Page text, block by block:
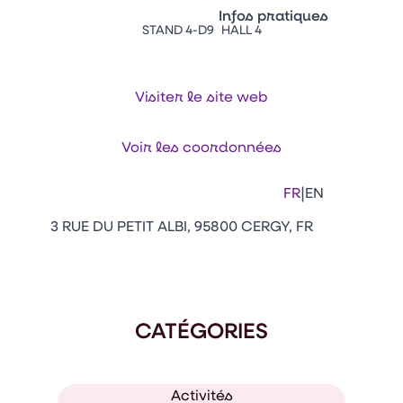
Vitrine Innovations
Emballages
Infos pratiques
Facebook
FR|EN
STAND 4-D9 HALL 4
Visiter le site web
Voir les coordonnées
3 RUE DU PETIT ALBI, 95800 CERGY, FR
CATÉGORIES
Activités